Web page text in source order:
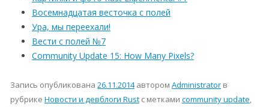
Восемнадцатая весточка с полей
Ура, мы переехали!
Вести с полей №7
Community Update 15: How Many Pixels?
Запись опубликована 26.11.2014автором Administrator в
рубрике Новости и девблоги Rust с метками community update,